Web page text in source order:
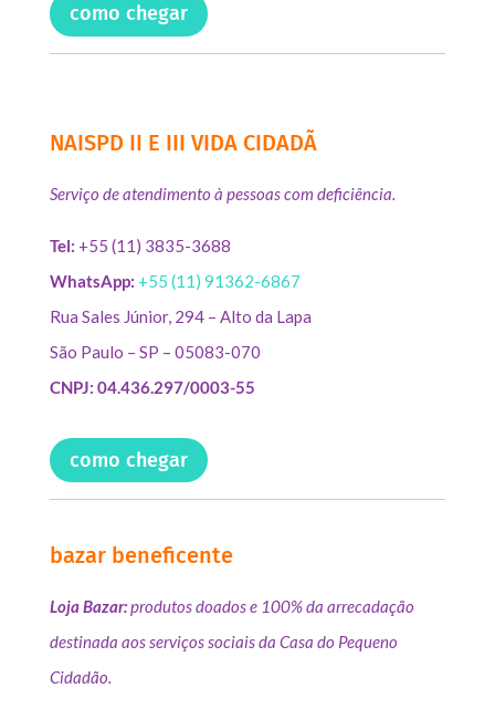
como chegar
NAISPD II E III VIDA CIDADÃ
Serviço de atendimento à pessoas com deficiência.
Tel: +55 (11) 3835-3688
WhatsApp: +55 (11) 91362-6867
Rua Sales Júnior, 294 – Alto da Lapa
São Paulo – SP – 05083-070
CNPJ: 04.436.297/0003-55
como chegar
bazar beneficente
Loja Bazar:produtos doados e 100% da arrecadação
destinada aos serviços sociais da Casa do Pequeno
Cidadão.